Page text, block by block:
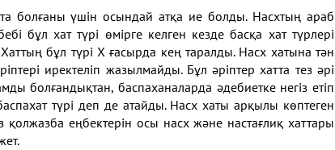
болғаны үшіносындай атқа ие болды. Насхтыңараб
бұл хат түрі өмірге келген кезде басқа хаттүрлері
бұл түрі Х ғасырда кең таралды. Насх хатынатән
иректеліп жазылмайды. Бұл әріптер хатта тезәрі
болғандықтан,баспаханаларда әдебиетке негізетіп
түрі деп де атайды. Насх хаты арқылы көптеген
қолжазбаеңбектерін осы насх және настағлиқхаттары